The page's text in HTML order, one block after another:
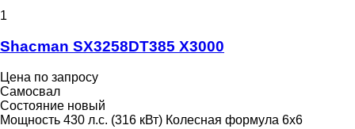
1
Shacman SX3258DT385 X3000
Цена по запросу
Самосвал
Состояние новый
Мощность 430 л.с. (316 кВт) Колесная формула 6x6